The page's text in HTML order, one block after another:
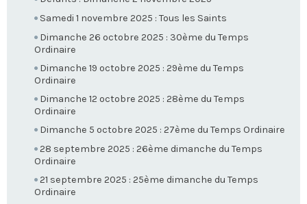
Samedi 1 novembre 2025 : Tous les Saints
Dimanche 26 octobre 2025 : 30ème du Temps
Ordinaire
Dimanche 19 octobre 2025 : 29ème du Temps
Ordinaire
Dimanche 12 octobre 2025 : 28ème du Temps
Ordinaire
Dimanche 5 octobre 2025 : 27ème du Temps Ordinaire
28 septembre 2025 : 26ème dimanche du Temps
Ordinaire
21 septembre 2025 : 25ème dimanche du Temps
Ordinaire